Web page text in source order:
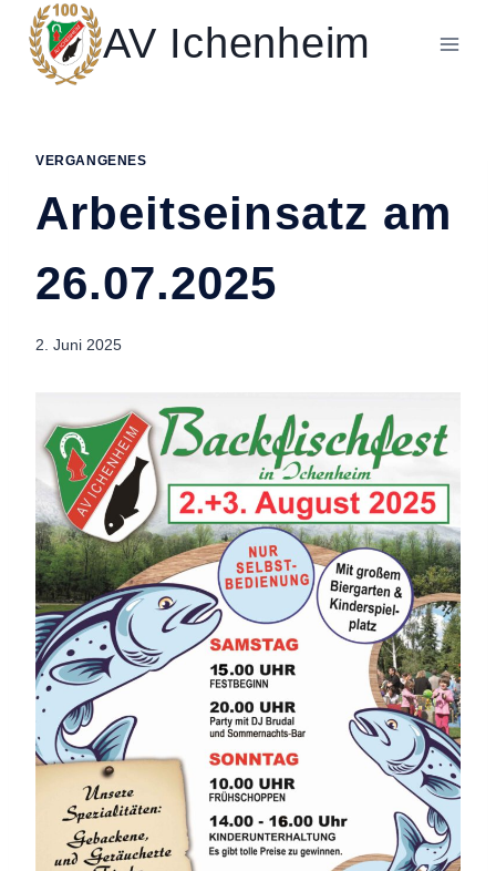
Zum
Inhalt
springen
AV Ichenheim
VERGANGENES
Arbeitseinsatz am
26.07.2025
2. Juni 2025